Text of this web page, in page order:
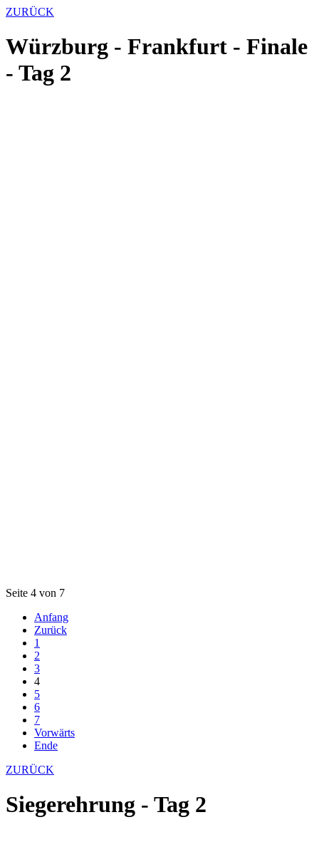
ZURÜCK
Würzburg - Frankfurt - Finale
- Tag 2
Seite 4 von 7
Anfang
Zurück
1
2
3
4
5
6
7
Vorwärts
Ende
ZURÜCK
Siegerehrung - Tag 2